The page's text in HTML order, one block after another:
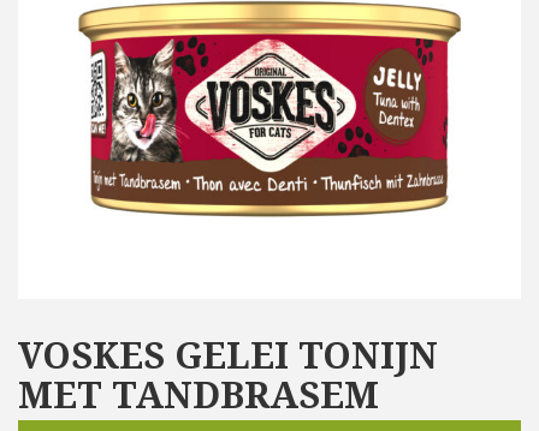
VOSKES GELEI TONIJN
MET TANDBRASEM